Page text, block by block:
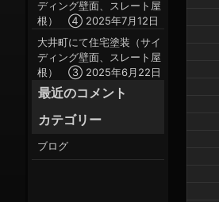
ディング壁面、スレート屋
根） ④ 2025年7月12日
大井町にて住宅塗装（サイ
ディング壁面、スレート屋
根） ③ 2025年6月22日
最近のコメント
カテゴリー
ブログ